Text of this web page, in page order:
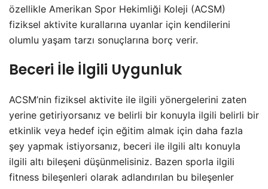
özellikle Amerikan Spor Hekimliği Koleji (ACSM)
fiziksel aktivite kurallarına uyanlar için kendilerini
olumlu yaşam tarzı sonuçlarına borç verir.
Beceri İle İlgili Uygunluk
ACSM’nin fiziksel aktivite ile ilgili yönergelerini zaten
yerine getiriyorsanız ve belirli bir konuyla ilgili belirli bir
etkinlik veya hedef için eğitim almak için daha fazla
şey yapmak istiyorsanız, beceri ile ilgili altı konuyla
ilgili altı bileşeni düşünmelisiniz. Bazen sporla ilgili
fitness bileşenleri olarak adlandırılan bu bileşenler